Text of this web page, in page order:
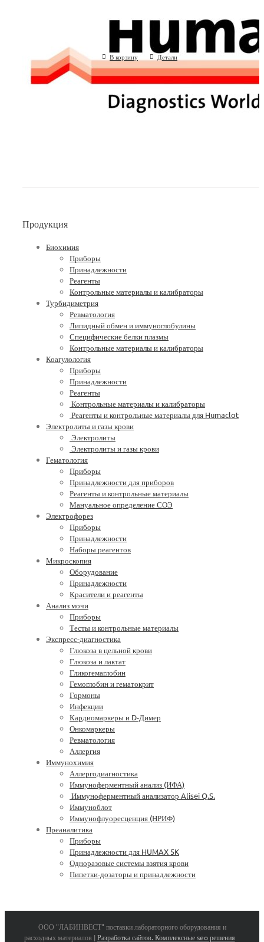
(Human GmbH, Германия)
В корзину Детали
Продукция
Биохимия
Приборы
Принадлежности
Реагенты
Контрольные материалы и калибраторы
Турбидиметрия
Ревматология
Липидный обмен и иммуноглобулины
Специфические белки плазмы
Контрольные материалы и калибраторы
Коагулология
Приборы
Принадлежности
Реагенты
Контрольные материалы и калибраторы
Реагенты и контрольные материалы для Humaclot
Электролиты и газы крови
Электролиты
Электролиты и газы крови
Гематология
Приборы
Принадлежности для приборов
Реагенты и контрольные материалы
Мануальное определение СОЭ
Электрофорез
Приборы
Принадлежности
Наборы реагентов
Микроскопия
Оборудование
Принадлежности
Красители и реагенты
Анализ мочи
Приборы
Тесты и контрольные материалы
Экспресс-диагностика
Глюкоза в цельной крови
Глюкоза и лактат
Гликогемаглобин
Гемоглобин и гематокрит
Гормоны
Инфекции
Кардиомаркеры и D-Димер
Онкомаркеры
Ревматология
Аллергия
Иммунохимия
Аллергодиагностика
Иммуноферментный анализ (ИФА)
Иммуноферментный анализатор Alisei Q.S.
Иммуноблот
Иммунофлуоресценция (НРИФ)
Преаналитика
Приборы
Принадлежности для HUMAX 5K
Одноразовые системы взятия крови
Пипетки-дозаторы и принадлежности
ООО "ЛАБИНВЕСТ" поставки лабораторного оборудования и
расходных материалов | Разработка сайтов. Комплексные seo решения